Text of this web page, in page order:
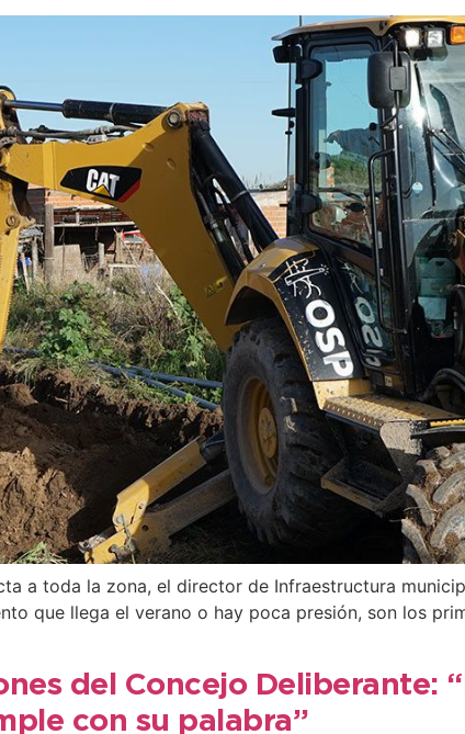
a toda la zona, el director de Infraestructura
que llega el verano o hay poca presión, son los
del Concejo Deliberante:
con su palabra”